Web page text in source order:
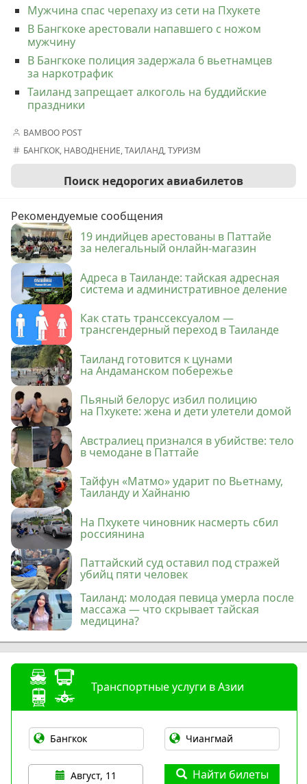
Мужчина спас черепаху из сети на Пхукете
В Бангкоке арестовали напавшего с ножом
мужчину
В Бангкоке полиция задержала 6 вьетнамцев
за наркотрафик
Таиланд запрещает алкоголь на буддийские
праздники
BAMBOO POST
БАНГКОК, НАВОДНЕНИЕ,ТАИЛАНД,ТУРИЗМ
Поиск недорогих авиабилетов
Рекомендуемые сообщения
19 индийцев арестованы в Паттайе
за нелегальный онлайн-магазин
Адреса в Таиланде: тайская адресная
система и административное деление
Как стать транссексуалом —
трансгендерный переход в Таиланде
Таиланд готовится к цунами
на Андаманском побережье
Пьяный белорус избил полицию
на Пхукете: жена и дети улетели домой
Австралиец признался в убийстве: тело
в чемодане в Паттайе
Тайфун «Матмо» ударит по Вьетнаму,
Таиланду и Хайнаню
На Пхукете чиновник насмерть сбил
россиянина
Паттайский суд оставил под стражей
убийц пяти человек
Таиланд: молодая певица умерла после
массажа — что скрывает тайская
медицина?
Транспортные услуги в Азии
Август, 11 Найти билеты